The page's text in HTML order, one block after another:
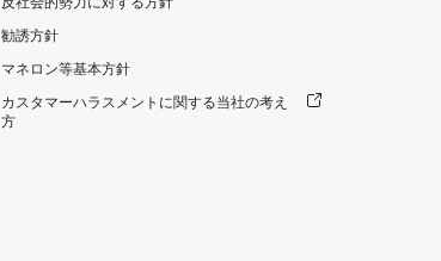
勧誘方針
マネロン等基本方針
カスタマーハラスメントに関する当社の考え
方